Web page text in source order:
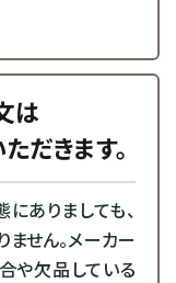
は
だきます。
ありましても、
せん。メーカー
や欠品している